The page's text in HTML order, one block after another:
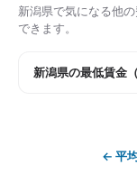
新潟県で気になる他
できます。
新潟県の最低賃金
← 平